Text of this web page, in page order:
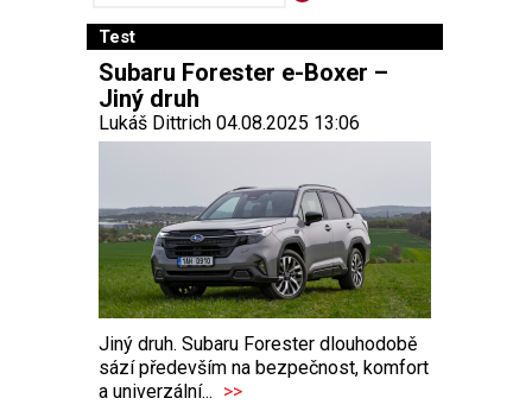
Test
Subaru Forester e-Boxer –
Jiný druh
Lukáš Dittrich 04.08.2025 13:06
Jiný druh. Subaru Forester dlouhodobě
sází především na bezpečnost, komfort
a univerzální... >>